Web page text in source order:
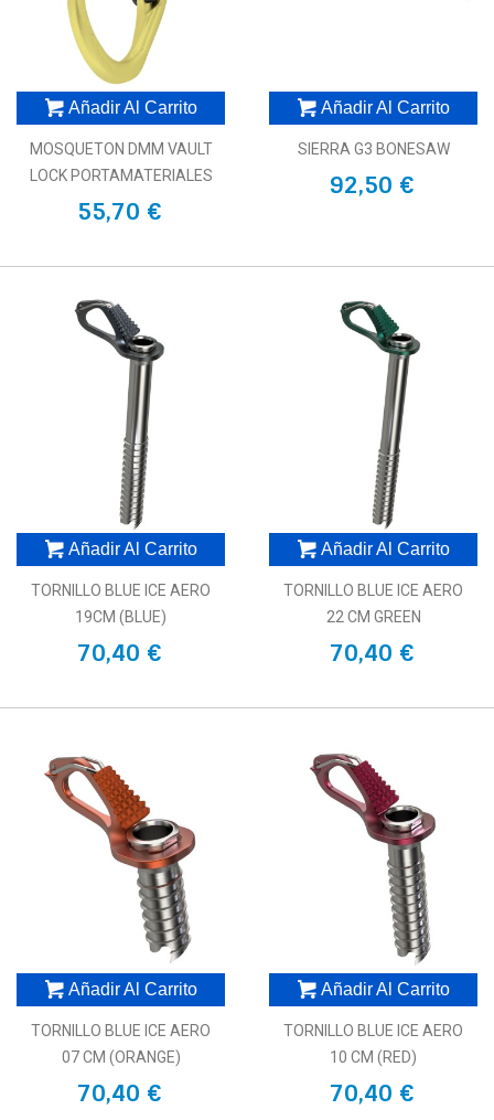
Añadir Al Carrito
MOSQUETON DMM VAULT
LOCK PORTAMATERIALES
55,70 €
Añadir Al Carrito
SIERRA G3 BONESAW
92,50 €
Añadir Al Carrito
TORNILLO BLUE ICE AERO
19CM (BLUE)
70,40 €
Añadir Al Carrito
TORNILLO BLUE ICE AERO
22 CM GREEN
70,40 €
Añadir Al Carrito
TORNILLO BLUE ICE AERO
07 CM (ORANGE)
70,40 €
Añadir Al Carrito
TORNILLO BLUE ICE AERO
10 CM (RED)
70,40 €